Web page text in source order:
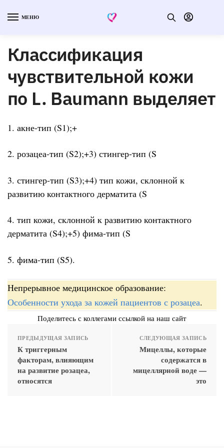
МЕНЮ
Классификация
чувствительной кожи
по L. Baumann выделяет
1. акне-тип (S1);+
2. розацеа-тип (S2);+3) стингер-тип (S
3. стингер-тип (S3);+4) тип кожи, склонной к
развитию контактного дерматита (S
4. тип кожи, склонной к развитию контактного
дерматита (S4);+5) фима-тип (S
5. фима-тип (S5).
Непрерывное медицинское образование:
Особенности ухода за кожей пациентов с розацеа.
Поделитесь с коллегами ссылкой на наш сайт
ПРЕДЫДУЩАЯ ЗАПИСЬ
К триггерным
факторам, влияющим
на развитие розацеа,
относятся
СЛЕДУЮЩАЯ ЗАПИСЬ
Мицеллы, которые
содержатся в
мицеллярной воде —
это